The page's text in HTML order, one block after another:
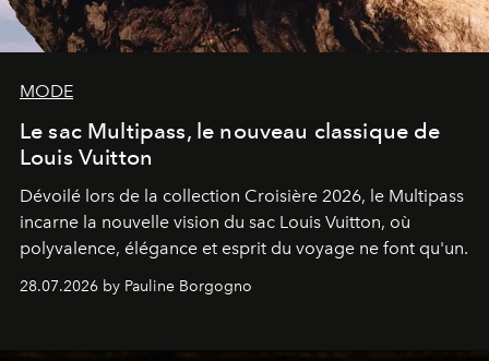
MODE
Le sac Multipass, le nouveau classique de
Louis Vuitton
Dévoilé lors de la collection Croisière 2026, le Multipass
incarne la nouvelle vision du sac Louis Vuitton, où
polyvalence, élégance et esprit du voyage ne font qu'un.
28.07.2026 by Pauline Borgogno